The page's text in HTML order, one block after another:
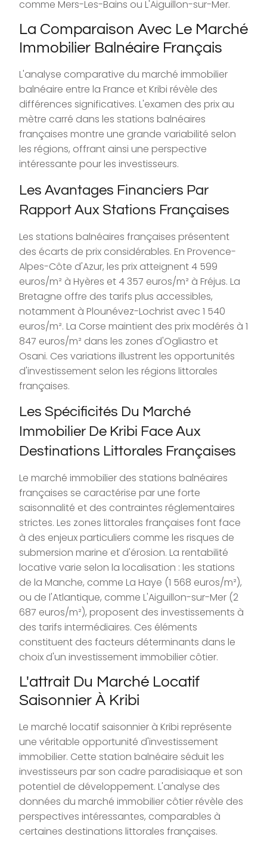
comme Mers-Les-Bains ou L'Aiguillon-sur-Mer.
La Comparaison Avec Le Marché
Immobilier Balnéaire Français
L'analyse comparative du marché immobilier
balnéaire entre la France et Kribi révèle des
différences significatives. L'examen des prix au
mètre carré dans les stations balnéaires
françaises montre une grande variabilité selon
les régions, offrant ainsi une perspective
intéressante pour les investisseurs.
Les Avantages Financiers Par
Rapport Aux Stations Françaises
Les stations balnéaires françaises présentent
des écarts de prix considérables. En Provence-
Alpes-Côte d'Azur, les prix atteignent 4 599
euros/m² à Hyères et 4 357 euros/m² à Fréjus. La
Bretagne offre des tarifs plus accessibles,
notamment à Plounévez-Lochrist avec 1 540
euros/m². La Corse maintient des prix modérés à 1
847 euros/m² dans les zones d'Ogliastro et
Osani. Ces variations illustrent les opportunités
d'investissement selon les régions littorales
françaises.
Les Spécificités Du Marché
Immobilier De Kribi Face Aux
Destinations Littorales Françaises
Le marché immobilier des stations balnéaires
françaises se caractérise par une forte
saisonnalité et des contraintes réglementaires
strictes. Les zones littorales françaises font face
à des enjeux particuliers comme les risques de
submersion marine et d'érosion. La rentabilité
locative varie selon la localisation : les stations
de la Manche, comme La Haye (1 568 euros/m²),
ou de l'Atlantique, comme L'Aiguillon-sur-Mer (2
687 euros/m²), proposent des investissements à
des tarifs intermédiaires. Ces éléments
constituent des facteurs déterminants dans le
choix d'un investissement immobilier côtier.
L'attrait Du Marché Locatif
Saisonnier À Kribi
Le marché locatif saisonnier à Kribi représente
une véritable opportunité d'investissement
immobilier. Cette station balnéaire séduit les
investisseurs par son cadre paradisiaque et son
potentiel de développement. L'analyse des
données du marché immobilier côtier révèle des
perspectives intéressantes, comparables à
certaines destinations littorales françaises.